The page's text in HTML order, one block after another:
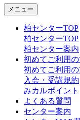
メニュー
柏センターTOP
柏センターTOP
柏センター案内
初めてご利用
初めてご利用
入会・受講規約
みカルポイント
よくある質問
センター案内